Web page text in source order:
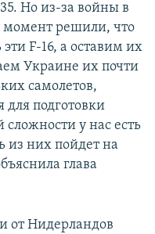
Но из-за войны в
решили, что
F-16, а оставим их
Украине их почти
самолетов,
для подготовки
у нас есть
из них пойдет на
глава
от Нидерландов